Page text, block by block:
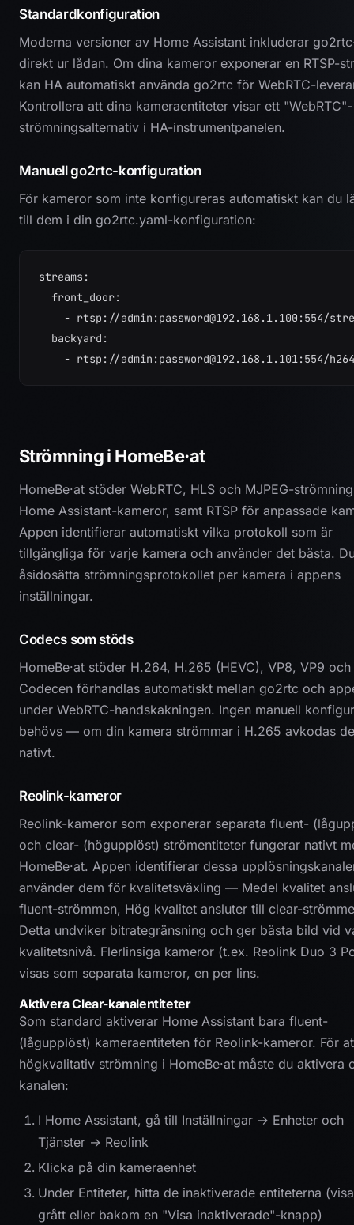
Standardkonfiguration
Moderna versioner av Home Assistant inkluderar
direkt ur lådan. Om dina kameror exponerar en RTSP-
kan HA automatiskt använda go2rtc för WebRTC-
Kontrollera att dina kameraentiteter visar ett "WebRTC"-
strömningsalternativ i HA-instrumentpanelen.
Manuell go2rtc-konfiguration
För kameror som inte konfigureras automatiskt kan du
till dem i din go2rtc.yaml-konfiguration:
streams:
  front_door:
    - rtsp://admin:
password@192.168.1.100 :554/
  backyard:
    - rtsp://admin:
password@192.168.1.101:554/h264
Strömning i HomeBe·at
HomeBe·at stöder WebRTC, HLS och MJPEG-
Home Assistant-kameror, samt RTSP för anpassade
Appen identifierar automatiskt vilka protokoll som är
tillgängliga för varje kamera och använder det bästa.
åsidosätta strömningsprotokollet per kamera i appens
inställningar.
Codecs som stöds
HomeBe·at stöder H.264, H.265 (HEVC), VP8, VP9 och
Codecen förhandlas automatiskt mellan go2rtc och
under WebRTC-handskakningen. Ingen manuell
behövs — om din kamera strömmar i H.265 avkodas
nativt.
Reolink-kameror
Reolink-kameror som exponerar separata fluent-
och clear- (högupplöst) strömentiteter fungerar nativt
HomeBe·at. Appen identifierar dessa
använder dem för kvalitetsväxling — Medel kvalitet
fluent-strömmen, Hög kvalitet ansluter till clear-
Detta undviker bitrategränsning och ger bästa bild vid
kvalitetsnivå. Flerlinsiga kameror (t.ex. Reolink Duo 3
visas som separata kameror, en per lins.
Aktivera Clear-kanalentiteter
Som standard aktiverar Home Assistant bara fluent-
(lågupplöst) kameraentiteten för Reolink-kameror. För
högkvalitativ strömning i HomeBe·at måste du aktivera
kanalen:
I Home Assistant, gå till Inställningar → Enheter och
Tjänster → Reolink
Klicka på din kameraenhet
Under Entiteter, hitta de inaktiverade entiteterna
grått eller bakom en "Visa inaktiverade"-knapp)